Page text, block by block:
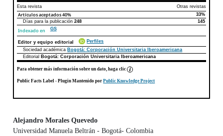
Esta revista
Otras revistas
Artículos aceptados40%
33%
Días para la publicación248 145
Indexado en GS
Editor y equipo editorial
Perfiles
Sociedad académica Bogotá: Corporación Universitaria Iberoamericana
Editorial
Bogotá: Corporación Universitaria Iberoamericana
Para obtener más información sobre un dato, haga clic
Public Facts Label - Plugin Mantenido porPublic Knowledge Project
Alejandro Morales Quevedo
Universidad Manuela Beltrán - Bogotá- Colombia